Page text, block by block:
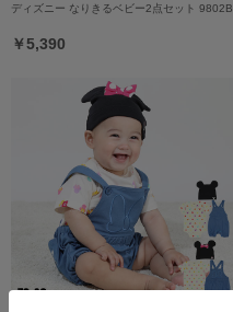
ディズニー なりきるベビー2点セット 9802B
￥5,390